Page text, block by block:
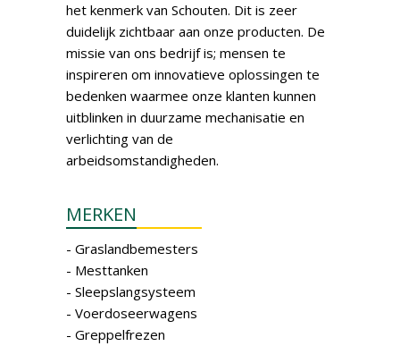
het kenmerk van Schouten. Dit is zeer
duidelijk zichtbaar aan onze producten. De
missie van ons bedrijf is; mensen te
inspireren om innovatieve oplossingen te
bedenken waarmee onze klanten kunnen
uitblinken in duurzame mechanisatie en
verlichting van de
arbeidsomstandigheden.
MERKEN
- Graslandbemesters
- Mesttanken
- Sleepslangsysteem
- Voerdoseerwagens
- Greppelfrezen